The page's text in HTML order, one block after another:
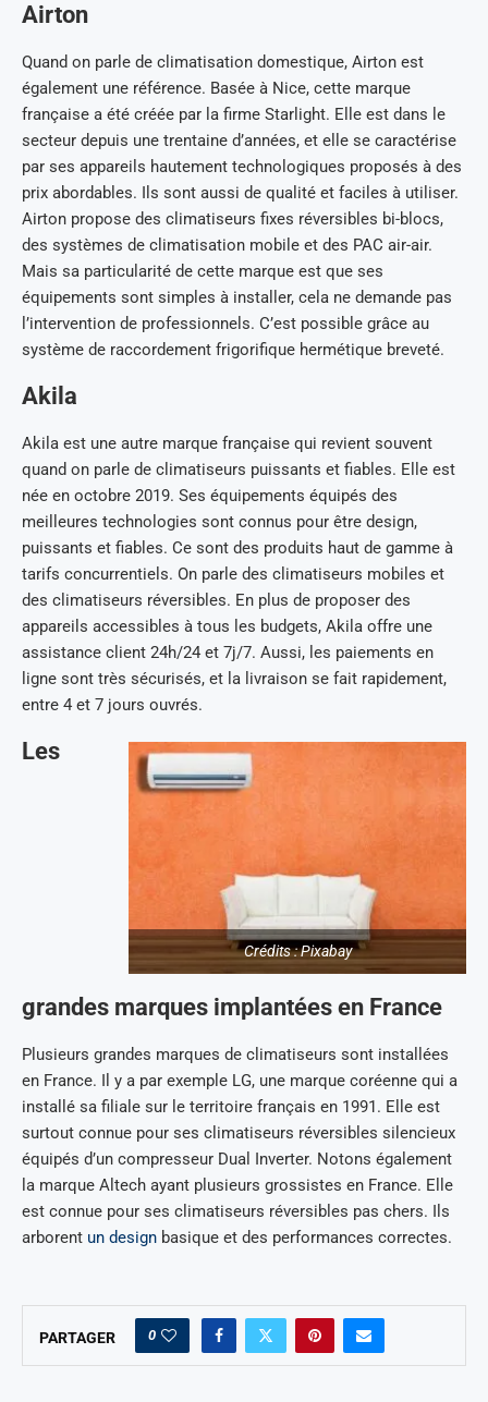
Airton
Quand on parle de climatisation domestique, Airton est
également une référence. Basée à Nice, cette marque
française a été créée par la firme Starlight. Elle est dans le
secteur depuis une trentaine d’années, et elle se caractérise
par ses appareils hautement technologiques proposés à des
prix abordables. Ils sont aussi de qualité et faciles à utiliser.
Airton propose des climatiseurs fixes réversibles bi-blocs,
des systèmes de climatisation mobile et des PAC air-air.
Mais sa particularité de cette marque est que ses
équipements sont simples à installer, cela ne demande pas
l’intervention de professionnels. C’est possible grâce au
système de raccordement frigorifique hermétique breveté.
Akila
Akila est une autre marque française qui revient souvent
quand on parle de climatiseurs puissants et fiables. Elle est
née en octobre 2019. Ses équipements équipés des
meilleures technologies sont connus pour être design,
puissants et fiables. Ce sont des produits haut de gamme à
tarifs concurrentiels. On parle des climatiseurs mobiles et
des climatiseurs réversibles. En plus de proposer des
appareils accessibles à tous les budgets, Akila offre une
assistance client 24h/24 et 7j/7. Aussi, les paiements en
ligne sont très sécurisés, et la livraison se fait rapidement,
entre 4 et 7 jours ouvrés.
Crédits : Pixabay
Les
grandes marques implantées en France
Plusieurs grandes marques de climatiseurs sont installées
en France. Il y a par exemple LG, une marque coréenne qui a
installé sa filiale sur le territoire français en 1991. Elle est
surtout connue pour ses climatiseurs réversibles silencieux
équipés d’un compresseur Dual Inverter. Notons également
la marque Altech ayant plusieurs grossistes en France. Elle
est connue pour ses climatiseurs réversibles pas chers. Ils
arborent un design basique et des performances correctes.
PARTAGER 0